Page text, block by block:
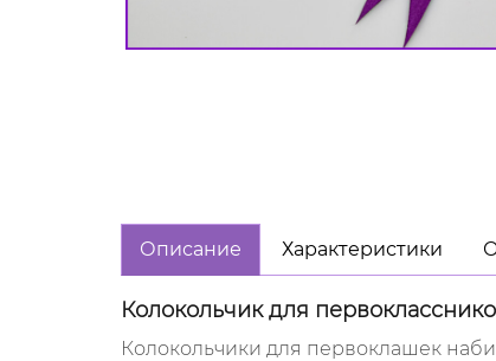
Описание Характеристики
Колокольчик для
Колокольчики для первоклашек